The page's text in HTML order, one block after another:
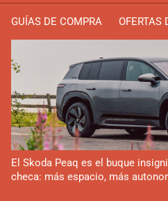
GUÍAS DE COMPRA OFERTAS
El Skoda Peaq es el buque
checa: más espacio, más